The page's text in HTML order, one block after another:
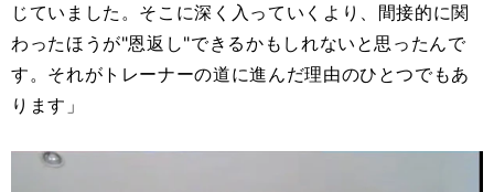
じていました。そこに深く入っていくより、間接的に関
わったほうが"恩返し"できるかもしれないと思ったんで
す。それがトレーナーの道に進んだ理由のひとつでもあ
ります」